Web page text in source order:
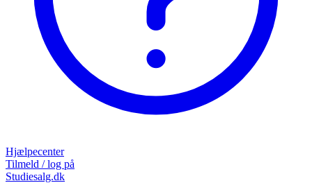
Hjælpecenter
Tilmeld / log på
Studiesalg.dk